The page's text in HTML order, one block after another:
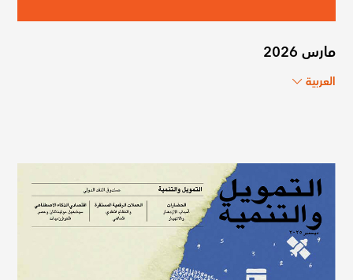
مارس 2026
العربية